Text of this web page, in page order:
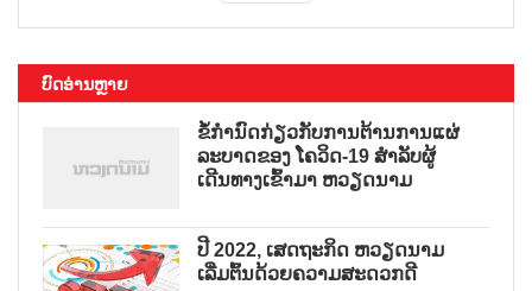
ບົດອ່ານຫຼາຍ
ຂໍ້ກຳນົດກ່ຽວກັບການຕ້ານການແຜ່
ລະບາດຂອງ ໂຄວິດ-19 ສຳລັບຜູ້
ເດີນທາງເຂົ້າມາ ຫວຽດນາມ
ປີ 2022, ເສດຖະກິດ ຫວຽດນາມ
ເລີ່ມຕົ້ນດ້ວຍຄວາມສະດວກດີ